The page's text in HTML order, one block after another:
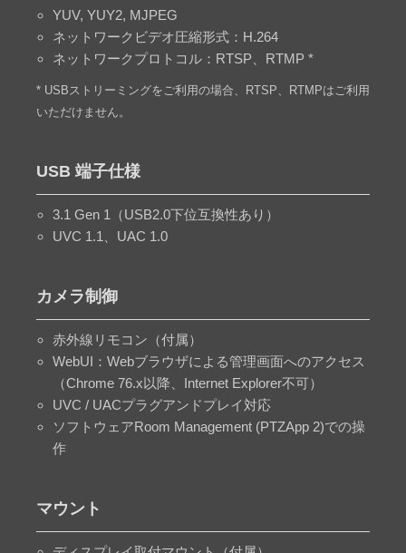
YUV, YUY2, MJPEG
ネットワークビデオ圧縮形式：H.264
ネットワークプロトコル：RTSP、RTMP *
* USBストリーミングをご利用の場合、RTSP、RTMPはご利用
いただけません。
USB 端子仕様
3.1 Gen 1（USB2.0下位互換性あり）
UVC 1.1、UAC 1.0
カメラ制御
赤外線リモコン（付属）
WebUI：Webブラウザによる管理画面へのアクセス
（Chrome 76.x以降、Internet Explorer不可）
UVC / UACプラグアンドプレイ対応
ソフトウェアRoom Management (PTZApp 2)での操
作
マウント